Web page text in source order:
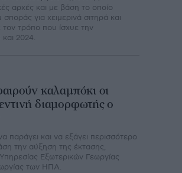
αρχές και με βάση το οποίο
σποράς για χειμερινά σιτηρά και
τρόπο που ίσχυε την
2024.
καλαμπόκι οι
διαμορφωτής ο
παράγει και να εξάγει περισσότερο
την αύξηση της έκτασης,
Εξωτερικών Γεωργίας
των ΗΠΑ.